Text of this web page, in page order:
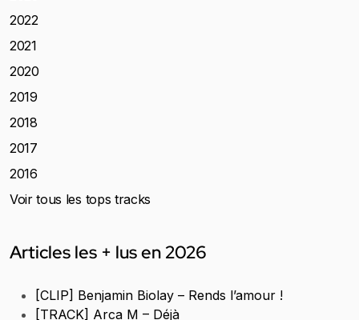
2022
2021
2020
2019
2018
2017
2016
Voir tous les tops tracks
Articles les + lus en 2026
[CLIP] Benjamin Biolay – Rends l’amour !
[TRACK] Arca M – Déjà